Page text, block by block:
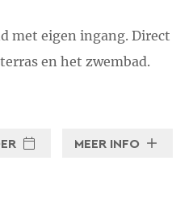
de schermen, hij
reserveringen, de
met eigen ingang. Direct
en het zwembad.
MEER INFO